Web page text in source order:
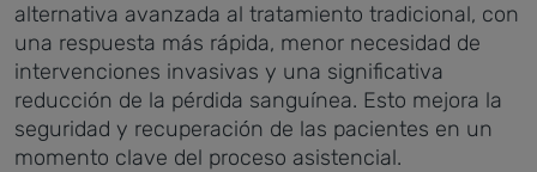
alternativa avanzada al tratamiento tradicional, con
una respuesta más rápida, menor necesidad de
intervenciones invasivas y una significativa
reducción de la pérdida sanguínea. Esto mejora la
seguridad y recuperación de las pacientes en un
momento clave del proceso asistencial.